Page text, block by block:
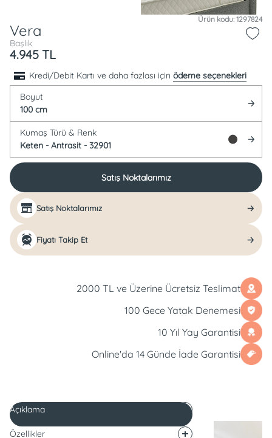
Ürün kodu: 1297824
Vera
Başlık
4.945 TL
Kredi/Debit Kartı ve daha fazlası için ödeme seçenekleri
Boyut
100 cm
Kumaş Türü & Renk
Keten - Antrasit - 32901
Satış Noktalarımız
Satış Noktalarımız
Fiyatı Takip Et
2000 TL ve Üzerine Ücretsiz Teslimat
100 Gece Yatak Denemesi
10 Yıl Yay Garantisi
Online'da 14 Günde İade Garantisi
Açıklama
Özellikler